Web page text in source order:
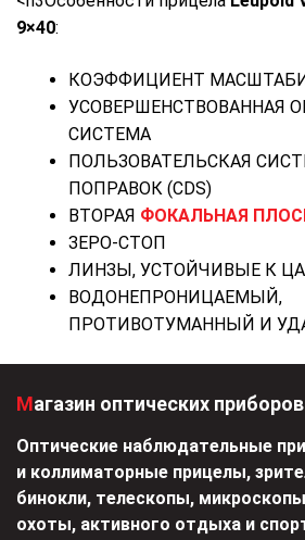
9×40:
КОЭФФИЦИЕНТ
УСОВЕРШЕНСТВОВАННАЯ
СИСТЕМА
ПОЛЬЗОВАТЕЛЬСКАЯ
ПОПРАВОК (CDS)
ВТОРАЯ ФОКАЛЬНАЯ
ЗЕРО-СТОП
ЛИНЗЫ, УСТОЙЧИВЫЕ К
ВОДОНЕПРОНИЦАЕМЫЙ,
ПРОТИВОТУМАННЫЙ И
Магазин оптических
Оптические наблюдательные
и коллиматорные прицелы,
бинокли, телескопы,
охоты, активного отдыха и